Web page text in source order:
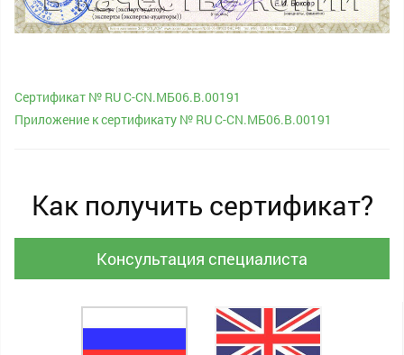
Сертификат № RU C-CN.МБ06.B.00191
Приложение к сертификату № RU C-CN.МБ06.B.00191
Как получить сертификат?
Консультация специалиста